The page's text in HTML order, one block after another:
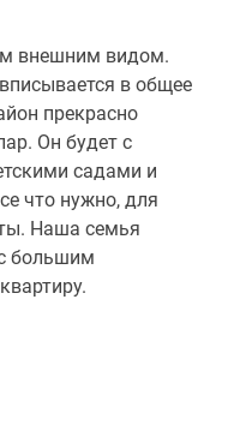
внешним видом.
в общее
прекрасно
Он будет с
садами и
что нужно, для
Наша семья
большим